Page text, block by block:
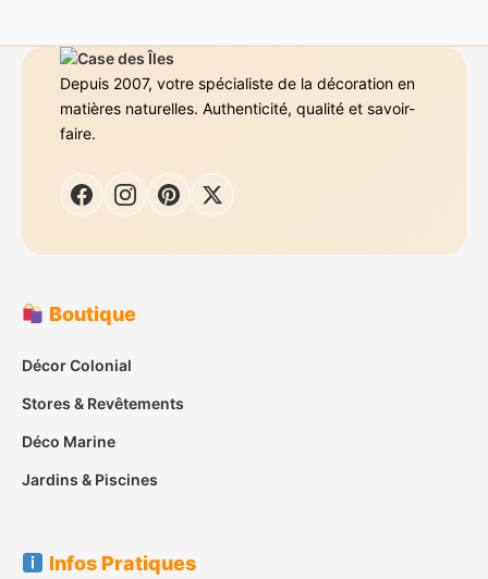
Depuis 2007, votre spécialiste de la décoration en
matières naturelles. Authenticité, qualité et savoir-
faire.
Boutique
Décor Colonial
Stores & Revêtements
Déco Marine
Jardins & Piscines
Infos Pratiques